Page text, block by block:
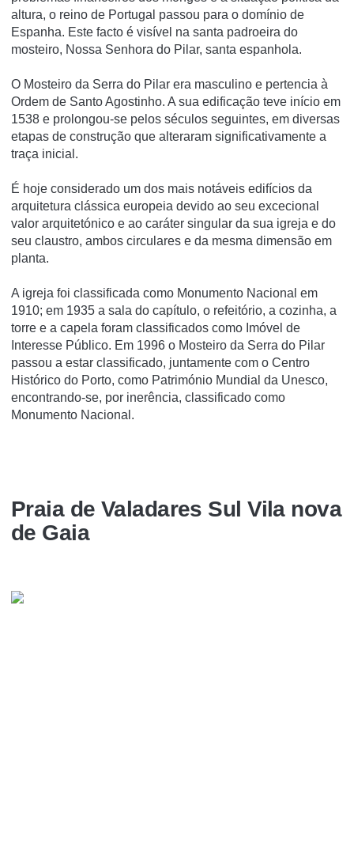
altura, o reino de Portugal passou para o domínio de
Espanha. Este facto é visível na santa padroeira do
mosteiro, Nossa Senhora do Pilar, santa espanhola.
O Mosteiro da Serra do Pilar era masculino e pertencia à
Ordem de Santo Agostinho. A sua edificação teve iní­cio em
1538 e prolongou-se pelos séculos seguintes, em diversas
etapas de construção que alteraram significativamente a
traça inicial.
É hoje considerado um dos mais notáveis edifí­cios da
arquitetura clássica europeia devido ao seu excecional
valor arquitetónico e ao caráter singular da sua igreja e do
seu claustro, ambos circulares e da mesma dimensão em
planta.
A igreja foi classificada como Monumento Nacional em
1910; em 1935 a sala do capí­tulo, o refeitório, a cozinha, a
torre e a capela foram classificados como Imóvel de
Interesse Público. Em 1996 o Mosteiro da Serra do Pilar
passou a estar classificado, juntamente com o Centro
Histórico do Porto, como Património Mundial da Unesco,
encontrando-se, por inerência, classificado como
Monumento Nacional.
Praia de Valadares Sul Vila nova
de Gaia